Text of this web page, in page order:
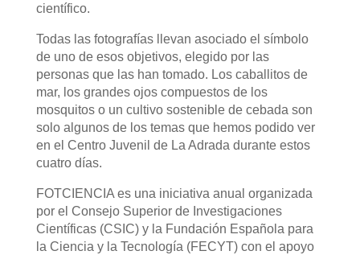
científico.
Todas las fotografías llevan asociado el símbolo
de uno de esos objetivos, elegido por las
personas que las han tomado. Los caballitos de
mar, los grandes ojos compuestos de los
mosquitos o un cultivo sostenible de cebada son
solo algunos de los temas que hemos podido ver
en el Centro Juvenil de La Adrada durante estos
cuatro días.
FOTCIENCIA es una iniciativa anual organizada
por el Consejo Superior de Investigaciones
Científicas (CSIC) y la Fundación Española para
la Ciencia y la Tecnología (FECYT) con el apoyo